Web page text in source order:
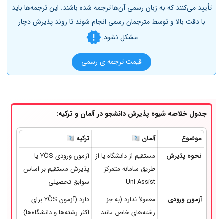
تأیید می‌کنند که به زبان رسمی آن‌ها ترجمه شده باشند. این ترجمه‌ها باید
با دقت بالا و توسط مترجمان رسمی انجام شوند تا روند پذیرش دچار
مشکل نشود.
قیمت ترجمه ی رسمی
جدول خلاصه شیوه پذیرش دانشجو در آلمان و ترکیه:
موضوع آلمان 🇩🇪
ترکیه 🇹🇷
نحوه پذیرش
مستقیم از دانشگاه یا از
طریق سامانه متمرکز
Uni-Assist
آزمون ورودی YÖS یا
پذیرش مستقیم بر اساس
سوابق تحصیلی
آزمون ورودی
معمولاً ندارد (به جز
رشته‌های خاص مانند
دارد (آزمون YÖS برای
اکثر رشته‌ها و دانشگاه‌ها)